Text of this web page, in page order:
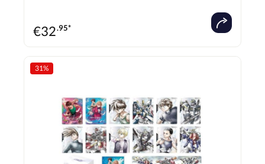
€32.95*
31%